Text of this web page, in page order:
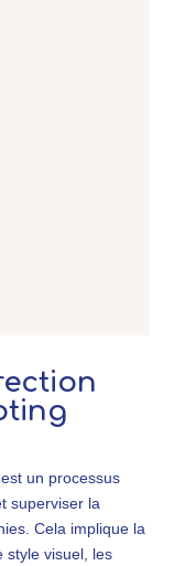
un processus
superviser la
Cela implique la
style visuel, les